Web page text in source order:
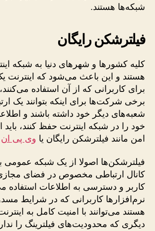
شبکه‌ها هستند.
فیلترشکن رایگان
کلیه کشورها و شهرهای دنیا به شبکه
هستند و این باعث می‌شود که اینترنت
برای کاربرانی که از آن استفاده
برخی شرکت‌ها برای اینکه بتوانند یک
شعبه‌های دیگر خود داشته باشند و
خود را در شبکه اینترنت حفظ کنند،
امن مانند فیلترشکن رایگان یا وی پی ان
فیلترشکن‌ها اصولا از یک شبکه عمومی
کانال ارتباطی مخصوص در فضای
کاربر و دسترسی به اطلاعات استفاده
نرم‌افزارها کاربرانی که در شرایط
هستند می‌توانند با امنیت کامل به
دیگری که محدودیت‌های فیلترینگ را